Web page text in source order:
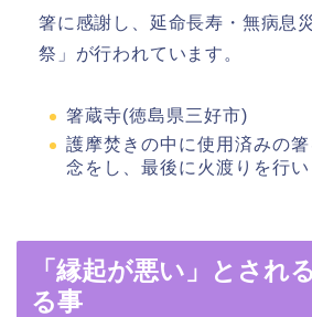
箸に感謝し、延命長寿・無病息
祭」が行われています。
箸蔵寺(徳島県三好市)
護摩焚きの中に使用済みの
念をし、最後に火渡りを行い
「縁起が悪い」とされ
る事